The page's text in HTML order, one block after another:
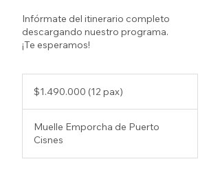
Infórmate del itinerario completo
descargando nuestro programa.
pax)$1.490.000 (12 pax)
Muelle Emporcha de Puerto
Cisnes